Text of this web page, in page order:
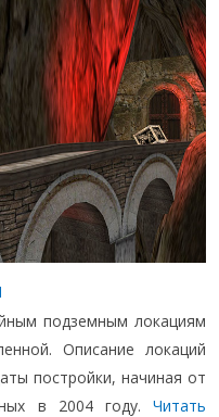
подземным локациям
Описание локаций
постройки, начиная от
в 2004 году. Читать